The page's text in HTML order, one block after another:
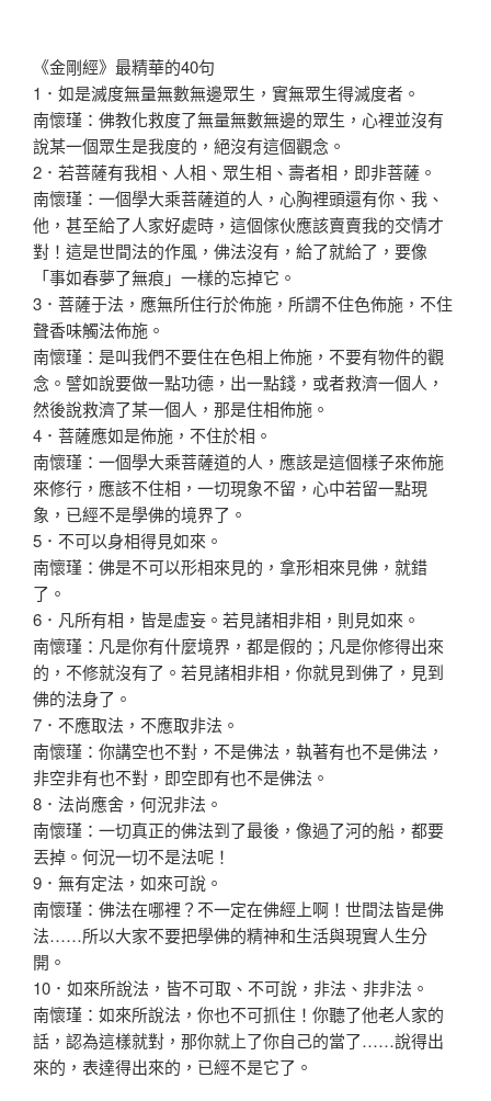
《金剛經》最精華的40句
1．如是滅度無量無數無邊眾生，實無眾生得滅度者。
南懷瑾：佛教化救度了無量無數無邊的眾生，心裡並沒有
說某一個眾生是我度的，絕沒有這個觀念。
2．若菩薩有我相、人相、眾生相、壽者相，即非菩薩。
南懷瑾：一個學大乘菩薩道的人，心胸裡頭還有你、我、
他，甚至給了人家好處時，這個傢伙應該賣賣我的交情才
對！這是世間法的作風，佛法沒有，給了就給了，要像
「事如春夢了無痕」一樣的忘掉它。
3．菩薩于法，應無所住行於佈施，所謂不住色佈施，不住
聲香味觸法佈施。
南懷瑾：是叫我們不要住在色相上佈施，不要有物件的觀
念。譬如說要做一點功德，出一點錢，或者救濟一個人，
然後說救濟了某一個人，那是住相佈施。
4．菩薩應如是佈施，不住於相。
南懷瑾：一個學大乘菩薩道的人，應該是這個樣子來佈施
來修行，應該不住相，一切現象不留，心中若留一點現
象，已經不是學佛的境界了。
5．不可以身相得見如來。
南懷瑾：佛是不可以形相來見的，拿形相來見佛，就錯
了。
6．凡所有相，皆是虛妄。若見諸相非相，則見如來。
南懷瑾：凡是你有什麼境界，都是假的；凡是你修得出來
的，不修就沒有了。若見諸相非相，你就見到佛了，見到
佛的法身了。
7．不應取法，不應取非法。
南懷瑾：你講空也不對，不是佛法，執著有也不是佛法，
非空非有也不對，即空即有也不是佛法。
8．法尚應舍，何況非法。
南懷瑾：一切真正的佛法到了最後，像過了河的船，都要
丟掉。何況一切不是法呢！
9．無有定法，如來可說。
南懷瑾：佛法在哪裡？不一定在佛經上啊！世間法皆是佛
法……所以大家不要把學佛的精神和生活與現實人生分
開。
10．如來所說法，皆不可取、不可說，非法、非非法。
南懷瑾：如來所說法，你也不可抓住！你聽了他老人家的
話，認為這樣就對，那你就上了你自己的當了……說得出
來的，表達得出來的，已經不是它了。